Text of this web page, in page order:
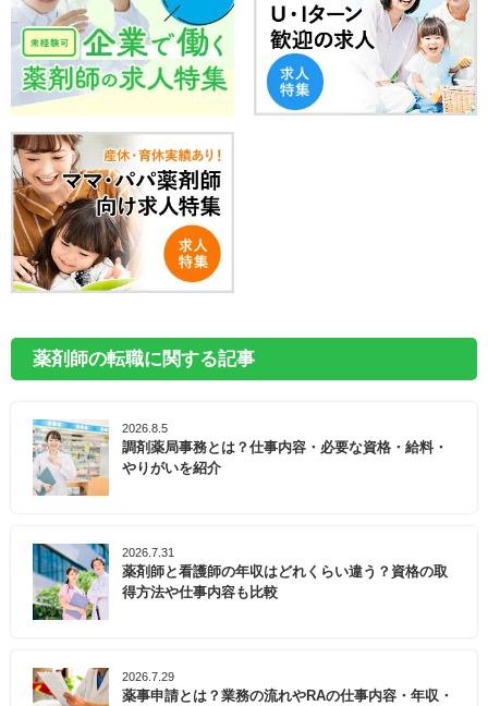
薬剤師の転職に関する記事
2026.8.5
調剤薬局事務とは？仕事内容・必要な資格・給料・
やりがいを紹介
2026.7.31
薬剤師と看護師の年収はどれくらい違う？資格の取
得方法や仕事内容も比較
2026.7.29
薬事申請とは？業務の流れやRAの仕事内容・年収・